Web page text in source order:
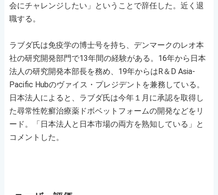
会にチャレンジしたい」ということで辞任した。近く退
職する。
ラブダ氏は免疫学の博士号を持ち、デンマークのレオ本
社の研究開発部門で13年間の経験がある。16年から日本
法人の研究開発本部長を務め、19年からはR＆D Asia-
Pacific Hubのヴァイス・プレジデントを兼務している。
日本法人によると、ラブダ氏は今年１月に承認を取得し
た尋常性乾癬治療薬ドボベットフォームの開発などをリ
ード。「日本法人と日本市場の両方を熟知している」と
コメントした。